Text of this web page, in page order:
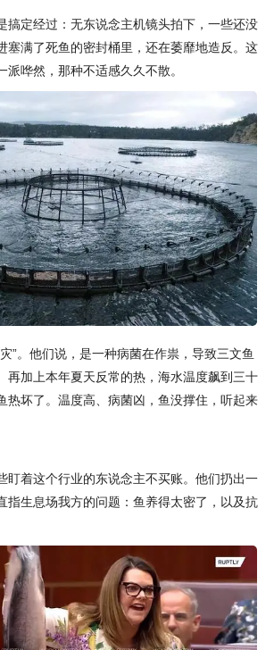
搞定经过：无东说念主机镜头拍下，一些还没
塞满了死鱼的密封桶里，还在萎靡地造反。这
派哗然，那种不适感久久不散。
”。他们说，是一种病菌在作祟，导致三文鱼
再加上本年夏天反常的热，海水温度飙到三十
热坏了。温度高、病菌凶，鱼没撑住，听起来
盯着这个行业的东说念主不买账。他们扔出一
指生息场我方的问题：鱼养得太密了，以及抗